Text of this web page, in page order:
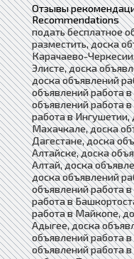
Отзывы
Recommendations
подать бесплатное
разместить, доска
Карачаево-
Элисте, доска
доска объявлений
объявлений работа
объявлений работа
работа в Ингушетии,
Махачкале, доска
Дагестане, доска
Алтайске, доска
Алтай, доска
доска объявлений
объявлений работа
работа в
работа в Майкопе,
Адыгее, доска
объявлений работа
объявлений работа